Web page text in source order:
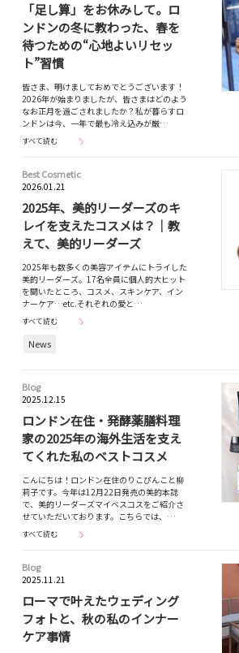
「足し算」をお休みして。ロ
ンドンの冬に教わった、春を
待つための“心地よいリセッ
ト”習慣
皆さま、明けましておめでとうございます！
2026年が始まりましたが、皆さまはどのよう
なお正月を過ごされましたか？私が暮らすロ
ンドンは今、一年で最も冷え込みが厳…
すべて読む
Best Cosmetic
2026.01.21
2025年、美的リーダーズのキ
レイを支えたコスメは？｜教
えて、美的リーダーズ
2025年も数多くの美容アイテムにトライした
美的リーダーズ。17名全員に個人的大ヒット
を聞いたところ、コスメ、スキンケア、イン
ナーケア…etc.それぞれの愛と…
すべて読む
News
Blog
2025.12.15
ロンドン在住・発酵薬膳料理
家の2025年の海外生活を支え
てくれた私のベストコスメ
こんにちは！ロンドン在住のりこぴんこと柳
莉子です。今年は12月22日発売の美的本誌
で、美的リーダーズマイベスコスをご紹介さ
せていただいております。こちらでは、…
すべて読む
Blog
2025.11.21
ローマで叶えたウェディング
フォトと、秋の私のインナー
ケア事情